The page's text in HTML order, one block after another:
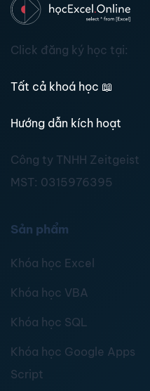
Click đăng ký học tại:
Tất cả khoá học 📖
Hướng dẫn kích hoạt
Công ty TNHH Zeitgeist
MST: 0315976395
Sản phẩm
Khóa học Excel
Khóa học VBA
Khóa học SQL
Khóa học Google Apps
Script